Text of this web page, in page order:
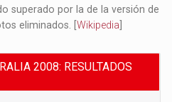
superado por la de la versión de
eliminados.​ [Wikipedia
2008: RESULTADOS